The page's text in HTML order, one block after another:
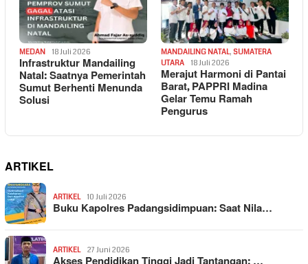
MEDAN 18 Juli 2026
Infrastruktur Mandailing
Natal: Saatnya Pemerintah
Sumut Berhenti Menunda
Solusi
MANDAILING NATAL, SUMATERA
UTARA
18 Juli 2026
Merajut Harmoni di Pantai
Barat, PAPPRI Madina
Gelar Temu Ramah
Pengurus
ARTIKEL
ARTIKEL 10 Juli 2026
Buku Kapolres Padangsidimpuan: Saat Nila…
ARTIKEL 27 Juni 2026